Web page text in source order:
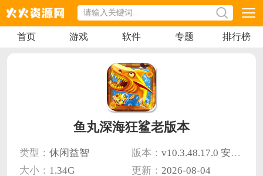
首页 游戏 软件 专题 排行榜
鱼丸深海狂鲨老版本
类型： 休闲益智 版本： v10.3.48.17.0 安卓版
大小： 1.34G 更新： 2026-08-04